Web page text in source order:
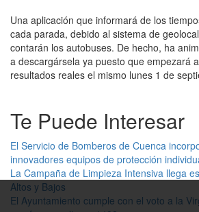
Una aplicación que informará de los
cada parada, debido al sistema de
contarán los autobuses. De hecho, ha
a descargársela ya puesto que empezará
resultados reales el mismo lunes 1 de
Te Puede Interesar
El Servicio de Bomberos de Cuenca
innovadores equipos de protección
La Campaña de Limpieza Intensiva llega
Altos y Bajos
El Ayuntamiento cumple con el voto a la